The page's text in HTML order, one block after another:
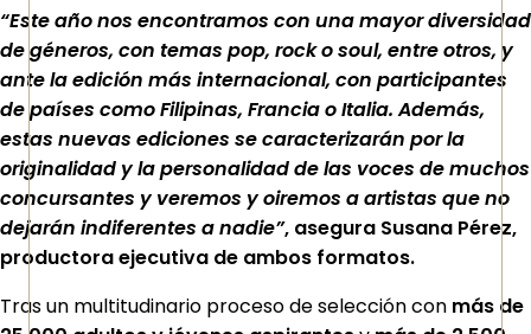
“Este año nos encontramos con una mayor diversidad
de géneros, con temas pop, rock o soul, entre otros, y
ante la edición más internacional, con participantes
de países como Filipinas, Francia o Italia. Además,
estas nuevas ediciones se caracterizarán por la
originalidad y la personalidad de las voces de muchos
concursantes y veremos y oiremos a artistas que no
dejarán indiferentes a nadie”, asegura Susana Pérez,
productora ejecutiva de ambos formatos.
Tras un multitudinario proceso de selección con más de